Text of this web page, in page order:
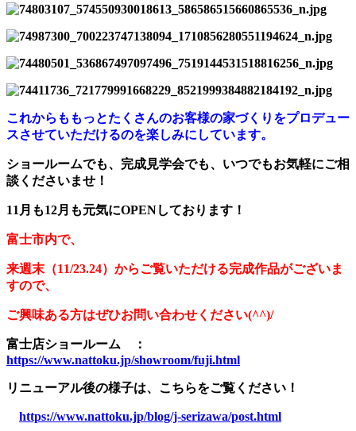
これからももっとたくさんのお客様の家づくりをプロデュー
スさせていただけるのを楽しみにしています。
ショールームでも、完成見学会でも、いつでもお気軽にご相
談くださいませ！
11月も12月も元気にOPENしております！
富士市内で、
来週末（11/23.24）からご覧いただける完成作品がございま
すので、
ご興味ある方はぜひお問い合わせください(^^)/
富士店ショールーム ：
https://www.nattoku.jp/showroom/fuji.html
リニューアル後の様子は、こちらをご覧ください！
https://www.nattoku.jp/blog/j-serizawa/post.html